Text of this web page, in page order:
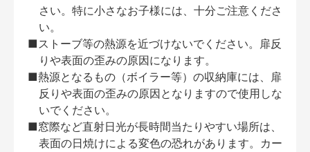
さい。特に小さなお子様には、十分ご注意くださ
い。
■ストーブ等の熱源を近づけないでください。扉反
りや表面の歪みの原因になります。
■熱源となるもの（ボイラー等）の収納庫には、扉
反りや表面の歪みの原因となりますので使用しな
いでください。
■窓際など直射日光が長時間当たりやすい場所は、
表面の日焼けによる変色の恐れがあります。カー